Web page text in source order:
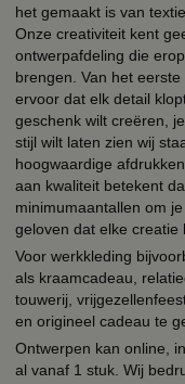
het gemaakt is van
Onze creativiteit kent
ontwerpafdeling die
brengen. Van het
ervoor dat elk detail
geschenk wilt creëren,
stijl wilt laten zien wij
hoogwaardige
aan kwaliteit betekent
minimumaantallen om
geloven dat elke creatie
Voor werkkleding
als kraamcadeau,
touwerij,
en origineel cadeau te
Ontwerpen kan online,
al vanaf 1 stuk. Wij